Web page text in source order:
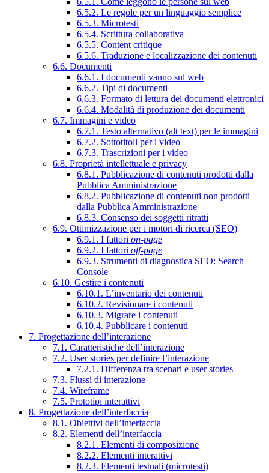
6.5.2. Le regole per un linguaggio semplice
6.5.3. Microtesti
6.5.4. Scrittura collaborativa
6.5.5. Content critique
6.5.6. Traduzione e localizzazione dei contenuti
6.6. Documenti
6.6.1. I documenti vanno sul web
6.6.2. Tipi di documenti
6.6.3. Formato di lettura dei documenti elettronici
6.6.4. Modalità di produzione dei documenti
6.7. Immagini e video
6.7.1. Testo alternativo (alt text) per le immagini
6.7.2. Sottotitoli per i video
6.7.3. Trascrizioni per i video
6.8. Proprietà intellettuale e privacy
6.8.1. Pubblicazione di contenuti prodotti dalla
Pubblica Amministrazione
6.8.2. Pubblicazione di contenuti non prodotti
dalla Pubblica Amministrazione
6.8.3. Consenso dei soggetti ritratti
6.9. Ottimizzazione per i motori di ricerca (SEO)
6.9.1. I fattori on-page
6.9.2. I fattori off-page
6.9.3. Strumenti di diagnostica SEO: Search
Console
6.10. Gestire i contenuti
6.10.1. L’inventario dei contenuti
6.10.2. Revisionare i contenuti
6.10.3. Migrare i contenuti
6.10.4. Pubblicare i contenuti
7. Progettazione dell’interazione
7.1. Caratteristiche dell’interazione
7.2. User stories per definire l’interazione
7.2.1. Differenza tra scenari e user stories
7.3. Flussi di interazione
7.4. Wireframe
7.5. Prototipi interattivi
8. Progettazione dell’interfaccia
8.1. Obiettivi dell’interfaccia
8.2. Elementi dell’interfaccia
8.2.1. Elementi di composizione
8.2.2. Elementi interattivi
8.2.3. Elementi testuali (microtesti)